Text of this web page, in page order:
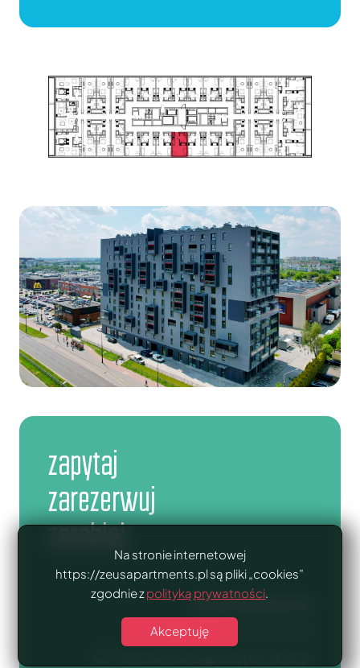
zapytaj
zarezerwuj
zarabiaj
Anna Danilewicz
Na stronie internetowej
https://zeusapartments.pl są pliki „cookies”
zgodnie zpolityką prywatności.
Akceptuję